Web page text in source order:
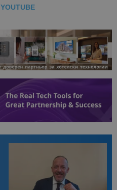
YOUTUBE